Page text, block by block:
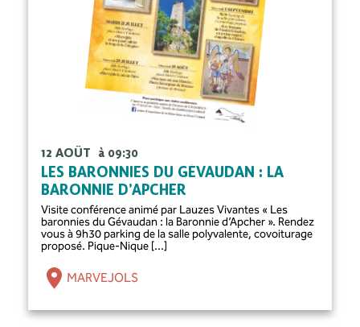
12 AOÛT à 09:30
LES BARONNIES DU GÉVAUDAN : LA
BARONNIE D’APCHER
Visite conférence animé par Lauzes Vivantes « Les
baronnies du Gévaudan : la Baronnie d’Apcher ». Rendez
vous à 9h30 parking de la salle polyvalente, covoiturage
proposé. Pique-Nique [...]
MARVEJOLS